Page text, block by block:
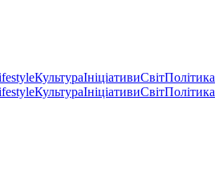
КультураІніціативиСвітПолітика
КультураІніціативиСвітПолітика